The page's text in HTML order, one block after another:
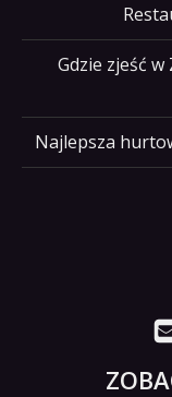
Gdzie zjeść
Najlepsza